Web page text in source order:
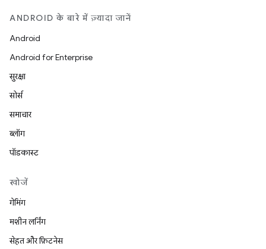
ANDROID के बारे में ज़्यादा जानें
Android
Android for Enterprise
सुरक्षा
सोर्स
समाचार
ब्लॉग
पॉडकास्ट
खोजें
गेमिंग
मशीन लर्निंग
सेहत और फ़िटनेस